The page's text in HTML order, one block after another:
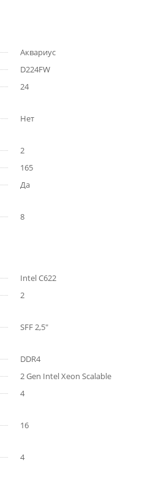
Аквариус
D224FW
24
Нет
2
165
Да
8
Intel C622
2
SFF 2,5"
DDR4
2 Gen Intel Xeon Scalable
4
16
4